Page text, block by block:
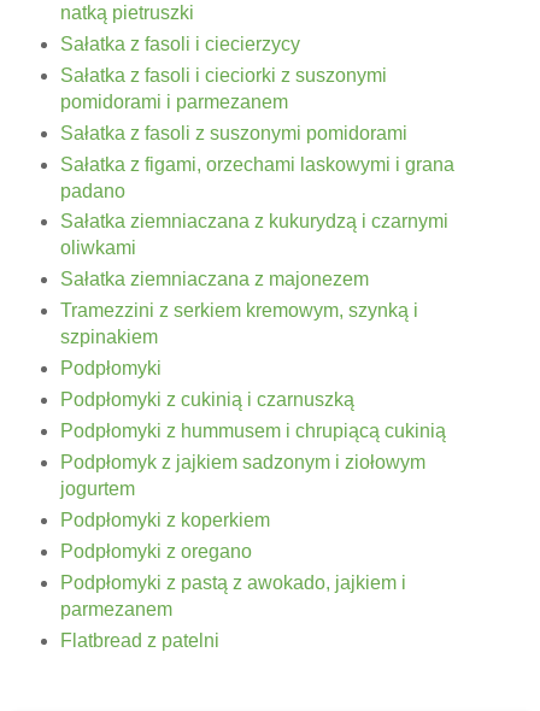
natką pietruszki
Sałatka z fasoli i ciecierzycy
Sałatka z fasoli i cieciorki z suszonymi
pomidorami i parmezanem
Sałatka z fasoli z suszonymi pomidorami
Sałatka z figami, orzechami laskowymi i grana
padano
Sałatka ziemniaczana z kukurydzą i czarnymi
oliwkami
Sałatka ziemniaczana z majonezem
Tramezzini z serkiem kremowym, szynką i
szpinakiem
Podpłomyki
Podpłomyki z cukinią i czarnuszką
Podpłomyki z hummusem i chrupiącą cukinią
Podpłomyk z jajkiem sadzonym i ziołowym
jogurtem
Podpłomyki z koperkiem
Podpłomyki z oregano
Podpłomyki z pastą z awokado, jajkiem i
parmezanem
Flatbread z patelni